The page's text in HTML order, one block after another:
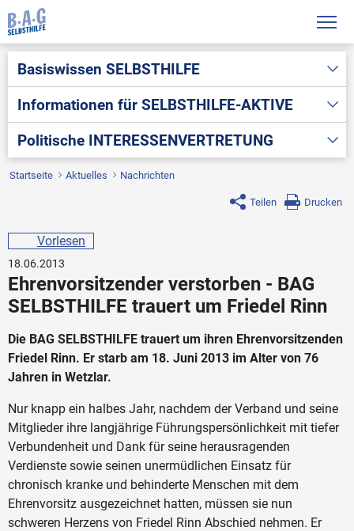
Basiswissen SELBSTHILFE
Informationen für SELBSTHILFE-AKTIVE
Politische INTERESSENVERTRETUNG
Startseite Aktuelles Nachrichten
Teilen Drucken
Vorlesen
18.06.2013
Ehrenvorsitzender verstorben - BAG
SELBSTHILFE trauert um Friedel Rinn
Die BAG SELBSTHILFE trauert um ihren Ehrenvorsitzenden
Friedel Rinn. Er starb am 18. Juni 2013 im Alter von 76
Jahren in Wetzlar.
Nur knapp ein halbes Jahr, nachdem der Verband und seine
Mitglieder ihre langjährige Führungspersönlichkeit mit tiefer
Verbundenheit und Dank für seine herausragenden
Verdienste sowie seinen unermüdlichen Einsatz für
chronisch kranke und behinderte Menschen mit dem
Ehrenvorsitz ausgezeichnet hatten, müssen sie nun
schweren Herzens von Friedel Rinn Abschied nehmen. Er